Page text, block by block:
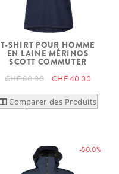
T-SHIRT POUR HOMME
EN LAINE MÉRINOS
SCOTT COMMUTER
CHF 80.00 CHF 40.00
Comparer des Produits
-50.0%